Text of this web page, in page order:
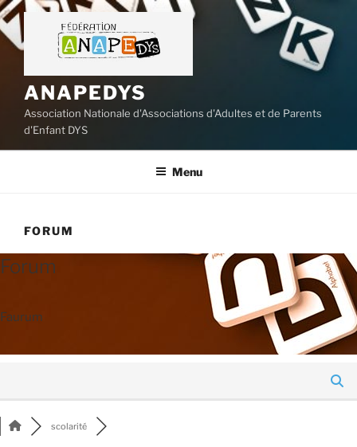
Aller
au
contenu
ANAPEDYS
Association Nationale d'Associations d'Adultes et de Parents
d'Enfant DYS
Menu
FORUM
Forum
Faurum
scolarité